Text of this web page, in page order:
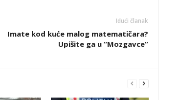
Idući članak
Imate kod kuće malog matematičara?
Upišite ga u “Mozgavce”